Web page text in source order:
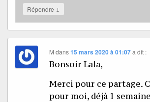
Répondre ↓
M dans15 mars 2020 à 01:07 a dit :
Bonsoir Lala,
Merci pour ce partage.
pour moi, déjà 1